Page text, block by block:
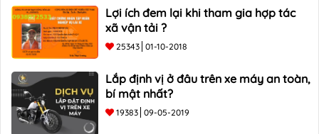
Lợi ích đem lại khi tham gia hợp tác
xã vận tải ?
25343 01-10-2018
Lắp định vị ở đâu trên xe máy an toàn,
bí mật nhất?
19383 09-05-2019